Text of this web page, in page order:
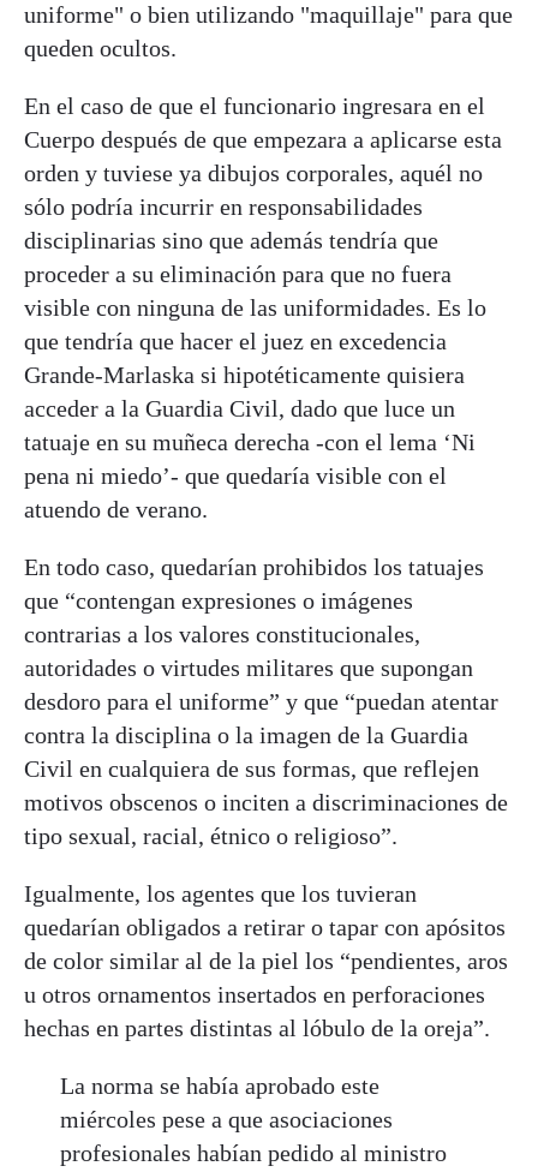
uniforme" o bien utilizando "maquillaje" para que
queden ocultos.
En el caso de que el funcionario ingresara en el
Cuerpo después de que empezara a aplicarse esta
orden y tuviese ya dibujos corporales, aquél no
sólo podría incurrir en responsabilidades
disciplinarias sino que además tendría que
proceder a su eliminación para que no fuera
visible con ninguna de las uniformidades. Es lo
que tendría que hacer el juez en excedencia
Grande-Marlaska si hipotéticamente quisiera
acceder a la Guardia Civil, dado que luce un
tatuaje en su muñeca derecha -con el lema ‘Ni
pena ni miedo’- que quedaría visible con el
atuendo de verano.
En todo caso, quedarían prohibidos los tatuajes
que “contengan expresiones o imágenes
contrarias a los valores constitucionales,
autoridades o virtudes militares que supongan
desdoro para el uniforme” y que “puedan atentar
contra la disciplina o la imagen de la Guardia
Civil en cualquiera de sus formas, que reflejen
motivos obscenos o inciten a discriminaciones de
tipo sexual, racial, étnico o religioso”.
Igualmente, los agentes que los tuvieran
quedarían obligados a retirar o tapar con apósitos
de color similar al de la piel los “pendientes, aros
u otros ornamentos insertados en perforaciones
hechas en partes distintas al lóbulo de la oreja”.
La norma se había aprobado este
miércoles pese a que asociaciones
profesionales habían pedido al ministro